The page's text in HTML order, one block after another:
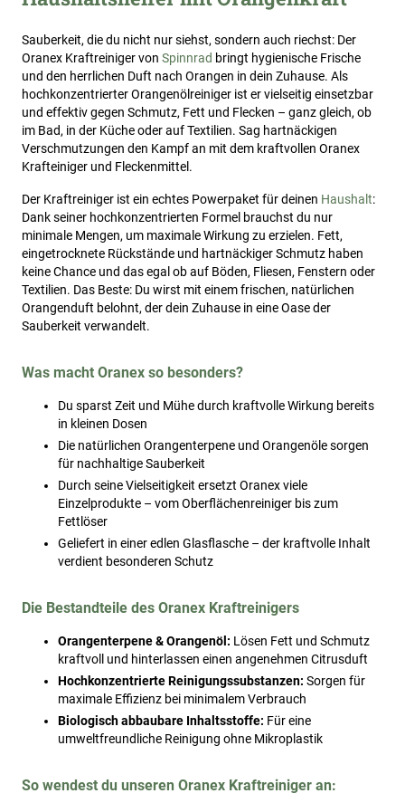
Sauberkeit, die du nicht nur siehst, sondern auch riechst: Der
Oranex Kraftreiniger von Spinnrad bringt hygienische Frische
und den herrlichen Duft nach Orangen in dein Zuhause. Als
hochkonzentrierter Orangenölreiniger ist er vielseitig einsetzbar
und effektiv gegen Schmutz, Fett und Flecken – ganz gleich, ob
im Bad, in der Küche oder auf Textilien. Sag hartnäckigen
Verschmutzungen den Kampf an mit dem kraftvollen Oranex
Krafteiniger und Fleckenmittel.
Der Kraftreiniger ist ein echtes Powerpaket für deinen Haushalt:
Dank seiner hochkonzentrierten Formel brauchst du nur
minimale Mengen, um maximale Wirkung zu erzielen. Fett,
eingetrocknete Rückstände und hartnäckiger Schmutz haben
keine Chance und das egal ob auf Böden, Fliesen, Fenstern oder
Textilien. Das Beste: Du wirst mit einem frischen, natürlichen
Orangenduft belohnt, der dein Zuhause in eine Oase der
Sauberkeit verwandelt.
Was macht Oranex so besonders?
Du sparst Zeit und Mühe durch kraftvolle Wirkung bereits
in kleinen Dosen
Die natürlichen Orangenterpene und Orangenöle sorgen
für nachhaltige Sauberkeit
Durch seine Vielseitigkeit ersetzt Oranex viele
Einzelprodukte – vom Oberflächenreiniger bis zum
Fettlöser
Geliefert in einer edlen Glasflasche – der kraftvolle Inhalt
verdient besonderen Schutz
Die Bestandteile des Oranex Kraftreinigers
Orangenterpene & Orangenöl: Lösen Fett und Schmutz
kraftvoll und hinterlassen einen angenehmen Citrusduft
Hochkonzentrierte Reinigungssubstanzen: Sorgen für
maximale Effizienz bei minimalem Verbrauch
Biologisch abbaubare Inhaltsstoffe: Für eine
umweltfreundliche Reinigung ohne Mikroplastik
So wendest du unseren Oranex Kraftreiniger an: